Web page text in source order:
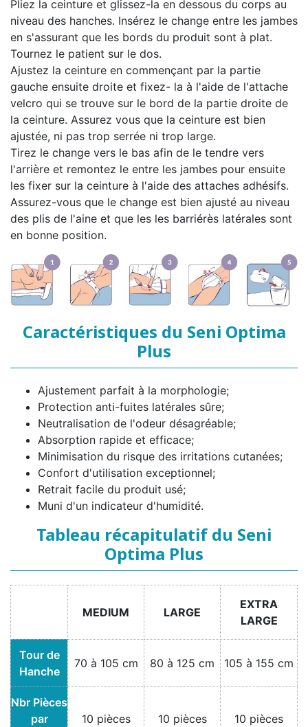
Pliez la ceinture et glissez-la en dessous du corps au
niveau des hanches. Insérez le change entre les jambes
en s'assurant que les bords du produit sont à plat.
Tournez le patient sur le dos.
Ajustez la ceinture en commençant par la partie
gauche ensuite droite et fixez- la à l'aide de l'attache
velcro qui se trouve sur le bord de la partie droite de
la ceinture. Assurez vous que la ceinture est bien
ajustée, ni pas trop serrée ni trop large.
Tirez le change vers le bas afin de le tendre vers
l'arrière et remontez le entre les jambes pour ensuite
les fixer sur la ceinture à l'aide des attaches adhésifs.
Assurez-vous que le change est bien ajusté au niveau
des plis de l'aine et que les les barriérès latérales sont
en bonne position.
Caractéristiques du Seni Optima
Plus
Ajustement parfait à la morphologie;
Protection anti-fuites latérales sûre;
Neutralisation de l'odeur désagréable;
Absorption rapide et efficace;
Minimisation du risque des irritations cutanées;
Confort d'utilisation exceptionnel;
Retrait facile du produit usé;
Muni d'un indicateur d'humidité.
Tableau récapitulatif du Seni
Optima Plus
MEDIUM LARGE
EXTRA
LARGE
Tour de
Hanche
70 à 105 cm 80 à 125 cm 105 à 155 cm
Nbr Pièces
par
10 pièces 10 pièces 10 pièces